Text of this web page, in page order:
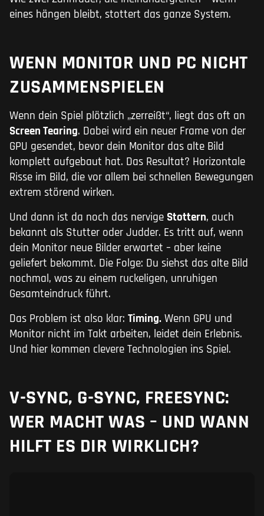
eines hängen bleibt, stottert das ganze System.
WENN MONITOR UND PC NICHT
ZUSAMMENSPIELEN
Wenn dein Spiel plötzlich „zerreißt“, liegt das oft an
Screen Tearing. Dabei wird ein neuer Frame von der
GPU gesendet, bevor dein Monitor das alte Bild
komplett aufgebaut hat. Das Resultat? Horizontale
Risse im Bild, die vor allem bei schnellen Bewegungen
extrem störend wirken.
Und dann ist da noch das nervige Stottern, auch
bekannt als Stutter oder Judder. Es tritt auf, wenn
dein Monitor neue Bilder erwartet – aber keine
geliefert bekommt. Die Folge: Du siehst das alte Bild
nochmal, was zu einem ruckeligen, unruhigen
Gesamteindruck führt.
Das Problem ist also klar: Timing. Wenn GPU und
Monitor nicht im Takt arbeiten, leidet dein Erlebnis.
Und hier kommen clevere Technologien ins Spiel.
V-SYNC, G-SYNC, FREESYNC:
WER MACHT WAS – UND WANN
HILFT ES DIR WIRKLICH?